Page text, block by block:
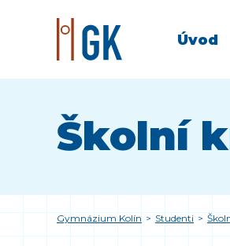
Úvod
Školní
Gymnázium Kolín > Studenti >